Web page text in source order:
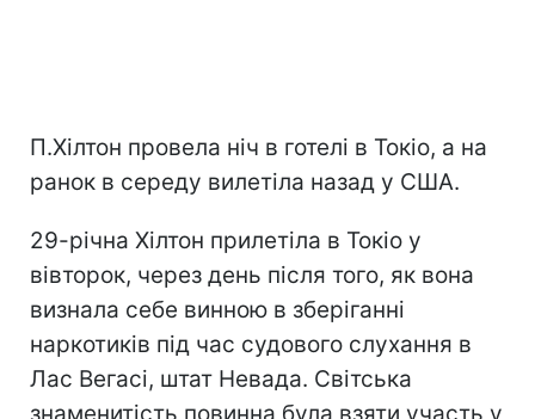
П.Хілтон провела ніч в готелі в Токіо, а на
ранок в середу вилетіла назад у США.
29-річна Хілтон прилетіла в Токіо у
вівторок, через день після того, як вона
визнала себе винною в зберіганні
наркотиків під час судового слухання в
Лас Вегасі, штат Невада. Світська
знаменитість повинна була взяти участь у